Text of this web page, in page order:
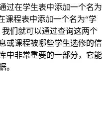
过在学生表中添加一个名为
课程表中添加一个名为“学
们就可以通过查询这两个
或课程被哪些学生选修的信
中非常重要的一部分，它能
。